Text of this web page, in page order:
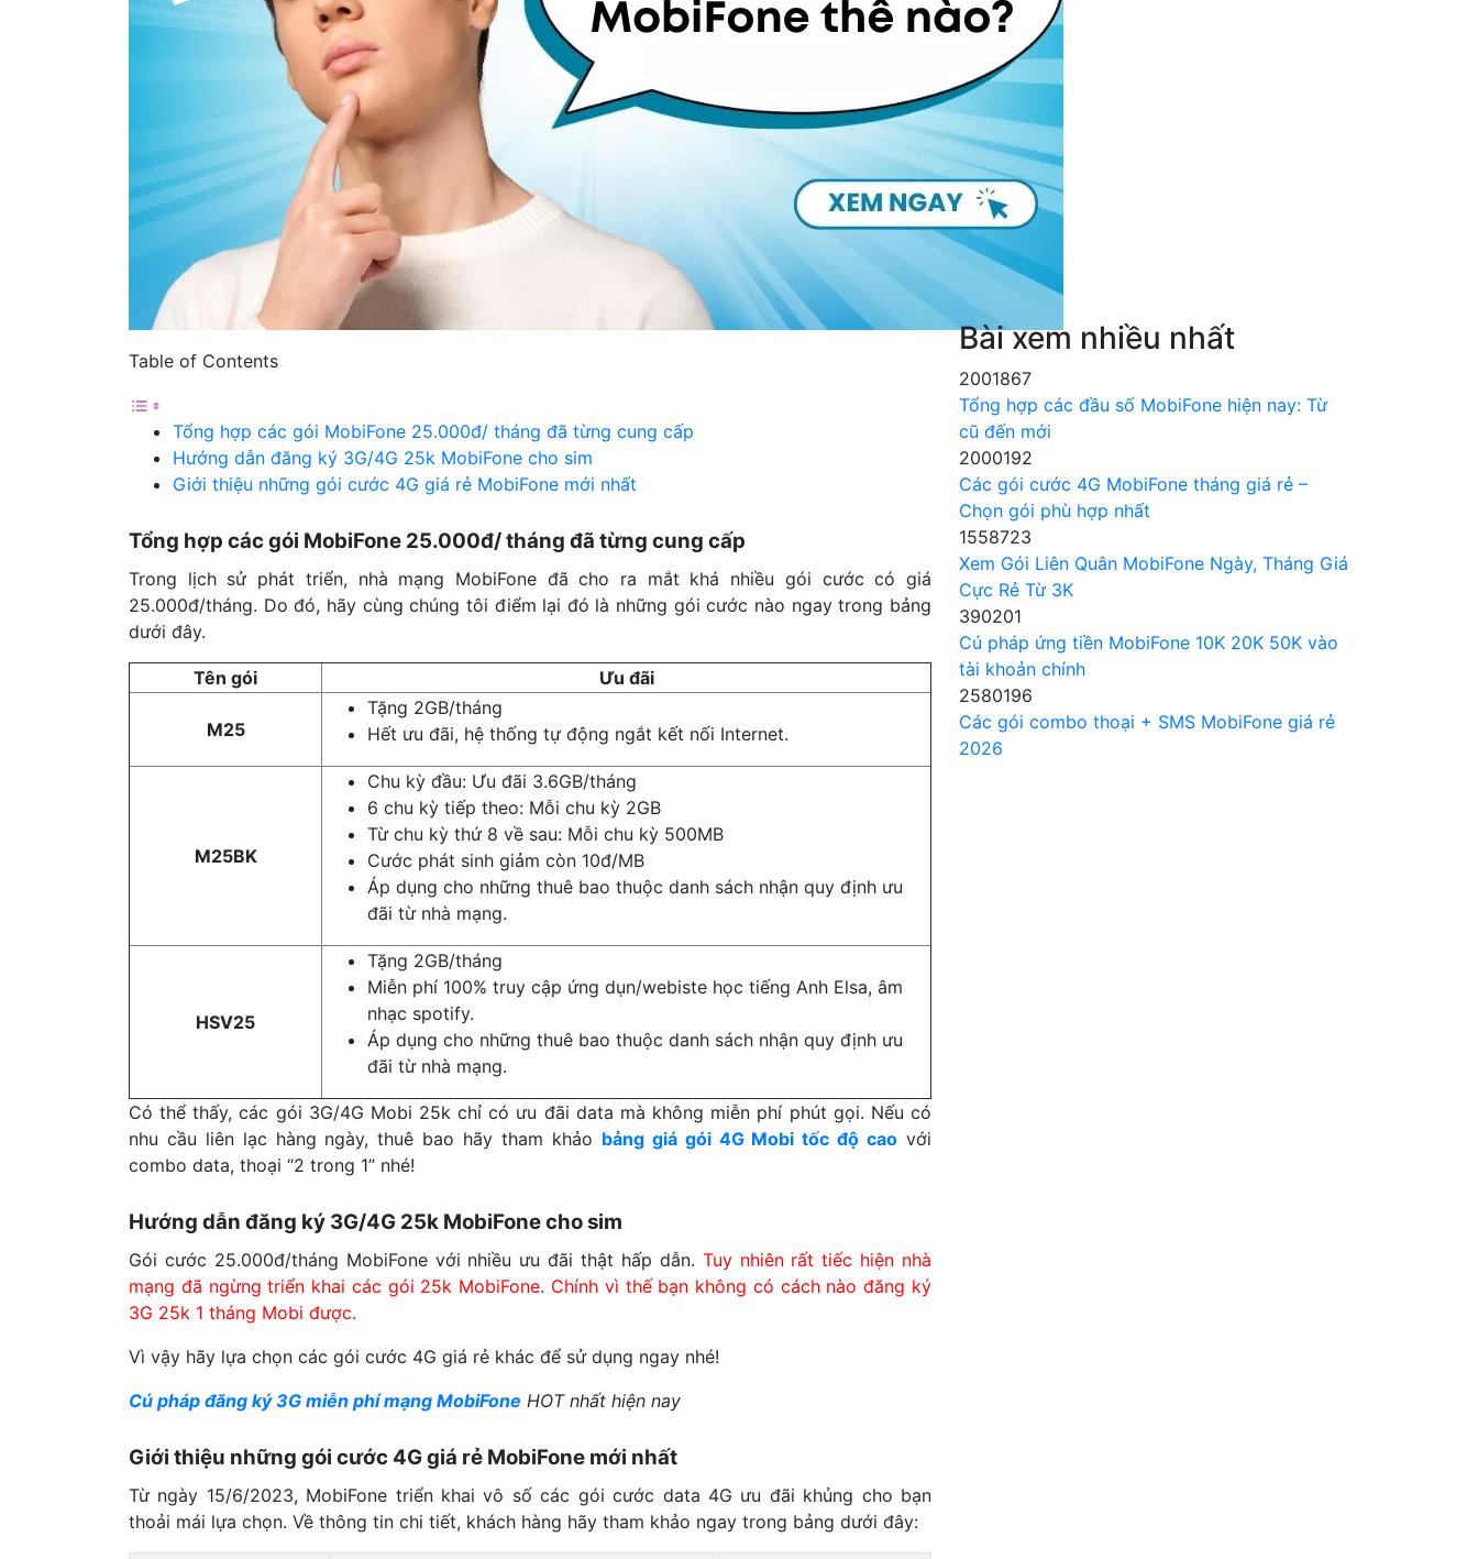
Table of Contents
Tổng hợp các gói MobiFone 25.000đ/ tháng đã từng cung cấp
Hướng dẫn đăng ký 3G/4G 25k MobiFone cho sim
Giới thiệu những gói cước 4G giá rẻ MobiFone mới nhất
Tổng hợp các gói MobiFone 25.000đ/ tháng đã từng cung cấp
Trong lịch sử phát triển, nhà mạng MobiFone đã cho ra mắt khá nhiều gói cước có giá
25.000đ/tháng. Do đó, hãy cùng chúng tôi điểm lại đó là những gói cước nào ngay trong bảng
dưới đây.
Tên gói Ưu đãi
M25
Tặng 2GB/tháng
Hết ưu đãi, hệ thống tự động ngắt kết nối Internet.
M25BK
Chu kỳ đầu: Ưu đãi 3.6GB/tháng
6 chu kỳ tiếp theo: Mỗi chu kỳ 2GB
Từ chu kỳ thứ 8 về sau: Mỗi chu kỳ 500MB
Cước phát sinh giảm còn 10đ/MB
Áp dụng cho những thuê bao thuộc danh sách nhận quy định ưu
đãi từ nhà mạng.
HSV25
Tặng 2GB/tháng
Miễn phí 100% truy cập ứng dụn/webiste học tiếng Anh Elsa, âm
nhạc spotify.
Áp dụng cho những thuê bao thuộc danh sách nhận quy định ưu
đãi từ nhà mạng.
Có thể thấy, các gói 3G/4G Mobi 25k chỉ có ưu đãi data mà không miễn phí phút gọi. Nếu có
nhu cầu liên lạc hàng ngày, thuê bao hãy tham khảo bảng giá gói 4G Mobi tốc độ cao với
combo data, thoại “2 trong 1” nhé!
Hướng dẫn đăng ký 3G/4G 25k MobiFone cho sim
Gói cước 25.000đ/tháng MobiFone với nhiều ưu đãi thật hấp dẫn. Tuy nhiên rất tiếc hiện nhà
mạng đã ngừng triển khai các gói 25k MobiFone. Chính vì thế bạn không có cách nào đăng ký
3G 25k 1 tháng Mobi được.
Vì vậy hãy lựa chọn các gói cước 4G giá rẻ khác để sử dụng ngay nhé!
Cú pháp đăng ký 3G miễn phí mạng MobiFone HOT nhất hiện nay
Giới thiệu những gói cước 4G giá rẻ MobiFone mới nhất
Từ ngày 15/6/2023, MobiFone triển khai vô số các gói cước data 4G ưu đãi khủng cho bạn
thoải mái lựa chọn. Về thông tin chi tiết, khách hàng hãy tham khảo ngay trong bảng dưới đây:
Bài xem nhiều nhất
2001867
Tổng hợp các đầu số MobiFone hiện nay: Từ
cũ đến mới
2000192
Các gói cước 4G MobiFone tháng giá rẻ –
Chọn gói phù hợp nhất
1558723
Xem Gói Liên Quân MobiFone Ngày, Tháng Giá
Cực Rẻ Từ 3K
390201
Cú pháp ứng tiền MobiFone 10K 20K 50K vào
tài khoản chính
2580196
Các gói combo thoại + SMS MobiFone giá rẻ
2026